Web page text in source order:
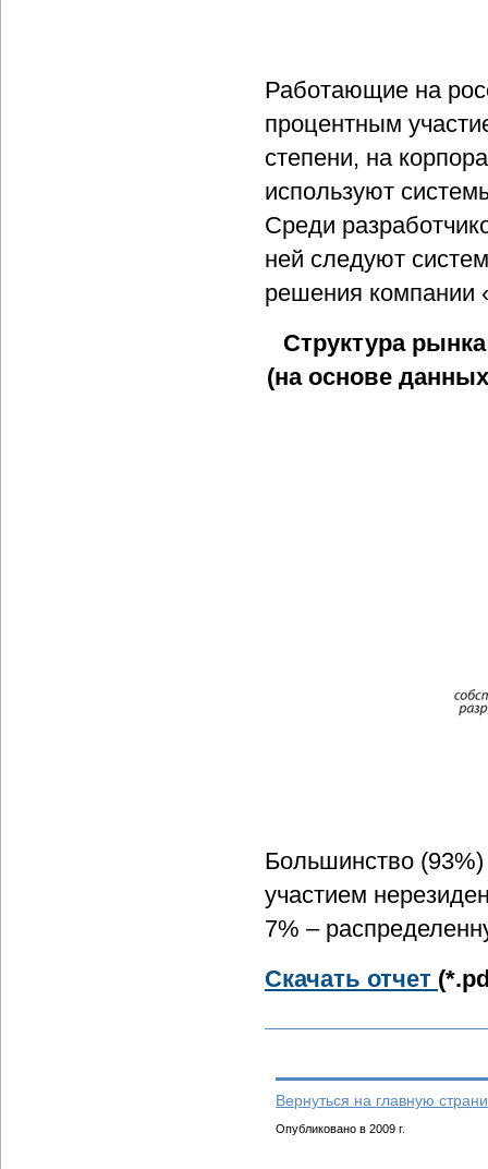
Работающие на
процентным
степени, на
используют
Среди
ней следуют
решения компании
Структура
(на основе
Большинство
участием
7% –
Скачать отчет
Вернуться на главную
Опубликовано в 2009 г.